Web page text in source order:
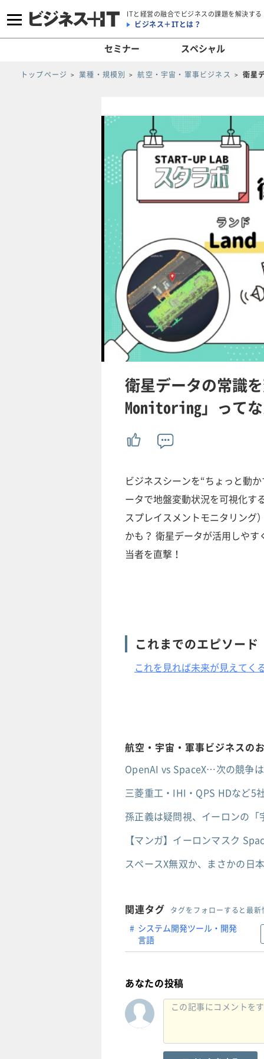
ITと経営の融合でビジネスの課題を解決する
ビジネス＋ITとは？
セミナー スペシャル
トップページ 業種・規模別 航空・宇宙・軍事ビジネス 衛星
衛星データの常識
Monitoring」って
ビジネスシーンを“ちょっと動
ータで地盤変動状況を可視化す
スプレイスメントモニタリング
かも？ 衛星データが活用しや
当者を直撃！
これまでのエピソード
これを見れば未来が見えてく
航空・宇宙・軍事ビジネスの
OpenAI vs SpaceX…次の競争
三菱重工・IHI・QPS HDなど5
孫正義は疑問視、イーロンの
【マンガ】イーロンマスク
スペースX無双か、まさかの日
関連タグ タグをフォローすると最
システム開発ツール・開発
言語
あなたの投稿